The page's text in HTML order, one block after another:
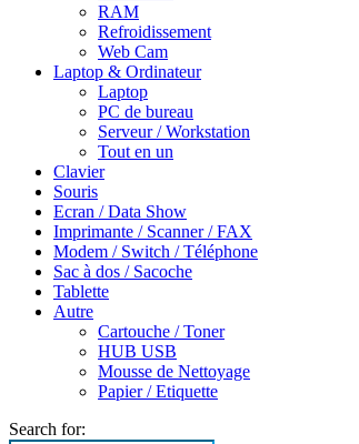
RAM
Refroidissement
Web Cam
Laptop & Ordinateur
Laptop
PC de bureau
Serveur / Workstation
Tout en un
Clavier
Souris
Ecran / Data Show
Imprimante / Scanner / FAX
Modem / Switch / Téléphone
Sac à dos / Sacoche
Tablette
Autre
Cartouche / Toner
HUB USB
Mousse de Nettoyage
Papier / Etiquette
Search for: